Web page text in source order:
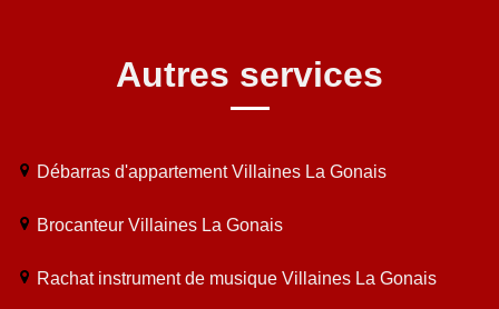
Autres services
Débarras d'appartement Villaines La Gonais
Brocanteur Villaines La Gonais
Rachat instrument de musique Villaines La Gonais